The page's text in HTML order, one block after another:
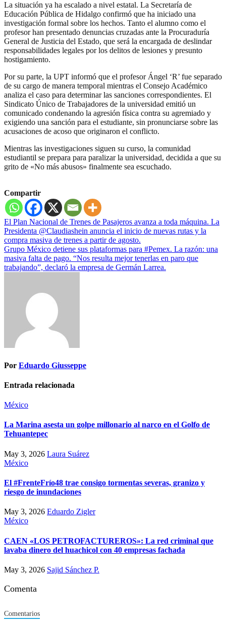
La situación ya ha escalado a nivel estatal. La Secretaría de
Educación Pública de Hidalgo confirmó que ha iniciado una
investigación formal sobre los hechos. Tanto el alumno como el
profesor han presentado denuncias cruzadas ante la Procuraduría
General de Justicia del Estado, que será la encargada de deslindar
responsabilidades legales por los delitos de lesiones y presunto
hostigamiento.
Por su parte, la UPT informó que el profesor Ángel ‘R’ fue separado
de su cargo de manera temporal mientras el Consejo Académico
analiza el caso para determinar las sanciones correspondientes. El
Sindicato Único de Trabajadores de la universidad emitió un
comunicado condenando la agresión física contra su agremiado y
exigiendo una sanción para el estudiante, sin pronunciarse sobre las
acusaciones de acoso que originaron el conflicto.
Mientras las investigaciones siguen su curso, la comunidad
estudiantil se prepara para paralizar la universidad, decidida a que su
grito de «No más abusos» finalmente sea escuchado.
Compartir
Navegación
de
entradas
El Plan Nacional de Trenes de Pasajeros avanza a toda máquina. La
Presidenta @Claudiashein anuncia el inicio de nuevas rutas y la
compra masiva de trenes a partir de agosto.
Grupo México detiene sus plataformas para #Pemex. La razón: una
masiva falta de pago. “Nos resulta mejor tenerlas en paro que
trabajando”, declaró la empresa de Germán Larrea.
Por Eduardo Giusseppe
Entrada relacionada
México
La Marina asesta un golpe millonario al narco en el Golfo de
Tehuantepec
May 3, 2026 Laura Suárez
México
El #FrenteFrío48 trae consigo tormentas severas, granizo y
riesgo de inundaciones
May 3, 2026 Eduardo Zigler
México
CAEN «LOS PETROFACTUREROS»: La red criminal que
lavaba dinero del huachicol con 40 empresas fachada
May 3, 2026 Sajid Sánchez P.
Comenta
Comentarios